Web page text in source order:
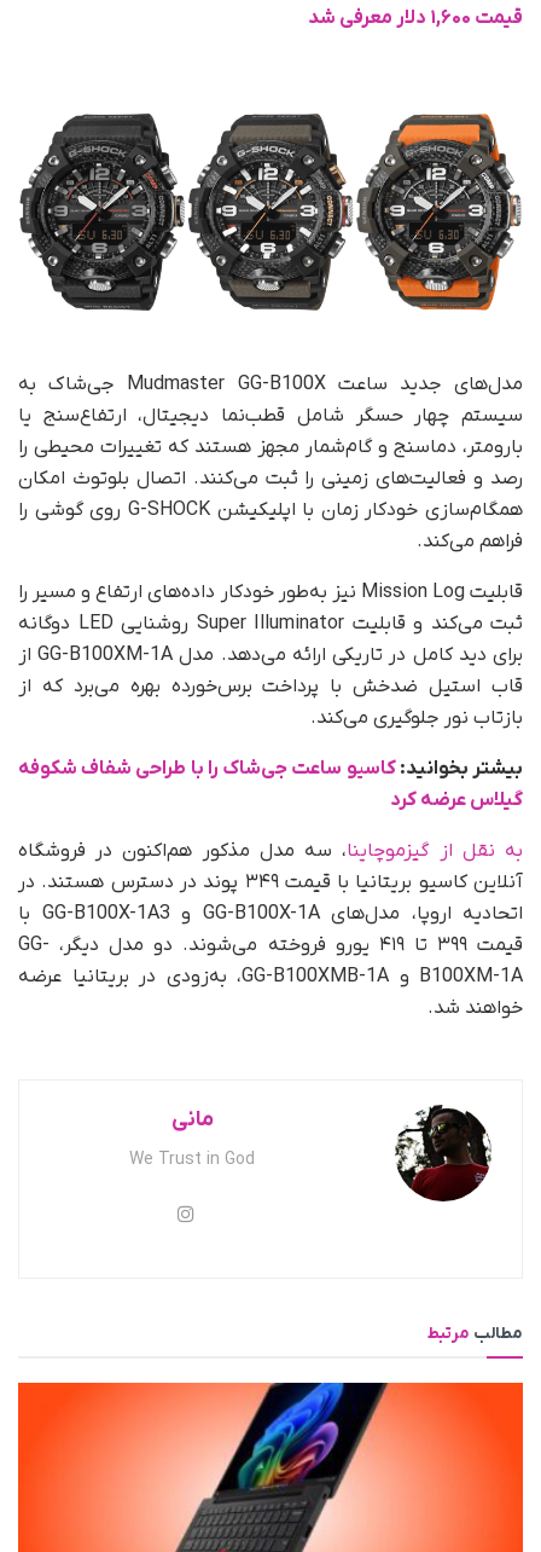
قیمت ۱,۶۰۰ دلار معرفی شد
مدل‌های جدید ساعت Mudmaster GG-B100X جی‌شاک به
سیستم چهار حسگر شامل قطب‌نما دیجیتال، ارتفاع‌سنج یا
بارومتر، دماسنج و گام‌شمار مجهز هستند که تغییرات محیطی را
رصد و فعالیت‌های زمینی را ثبت می‌کنند. اتصال بلوتوث امکان
همگام‌سازی خودکار زمان با اپلیکیشن G-SHOCK روی گوشی را
فراهم می‌کند.
قابلیت Mission Log نیز به‌طور خودکار داده‌های ارتفاع و مسیر را
ثبت می‌کند و قابلیت Super Illuminator روشنایی LED دوگانه
برای دید کامل در تاریکی ارائه می‌دهد. مدل GG-B100XM-1A از
قاب استیل ضدخش با پرداخت برس‌خورده بهره می‌برد که از
بازتاب نور جلوگیری می‌کند.
بیشتر بخوانید:کاسیو ساعت جی‌شاک را با طراحی شفاف شکوفه
گیلاس عرضه کرد
به نقل از گیزموچاینا، سه مدل مذکور هم‌اکنون در فروشگاه
آنلاین کاسیو بریتانیا با قیمت ۳۴۹ پوند در دسترس هستند. در
اتحادیه اروپا، مدل‌های GG-B100X-1A و GG-B100X-1A3 با
قیمت ۳۹۹ تا ۴۱۹ یورو فروخته می‌شوند. دو مدل دیگر، GG-
B100XM-1A و GG-B100XMB-1A، به‌زودی در بریتانیا عرضه
خواهند شد.
مانی
We Trust in God
مطالب مرتبط